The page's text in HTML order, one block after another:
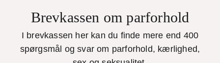
Brevkassen om parforhold
I brevkassen her kan du finde mere end 400
spørgsmål og svar om parforhold, kærlighed,